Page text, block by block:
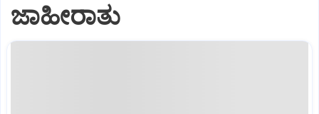
ಜಾಹೀರಾತು